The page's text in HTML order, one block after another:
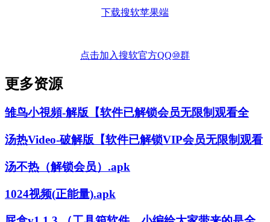
下载搜软苹果端
点击加入搜软官方QQ⑩群
更多资源
雏鸟小視頻-解版【软件已解锁会员无限制观看全
汤热Video-破解版【软件已解锁VIP会员无限制观看
汤不热（解锁会员）.apk
1024视频(正能量).apk